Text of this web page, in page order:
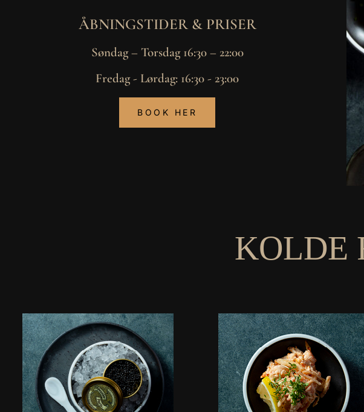
ÅBNINGSTIDER & PRISER
Søndag – Torsdag 16:30 – 22:00
Fredag - Lørdag: 16:30 - 23:00
BOOK HER
KOLDE